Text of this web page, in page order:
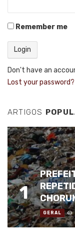
Remember me
Don't have an
Lost your password?
ARTIGOS
1
GERAL